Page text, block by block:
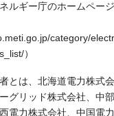
ルギー庁のホームペー
category/
）
とは、北海道電力株式
グリッド株式会社、中
電力株式会社、中国電